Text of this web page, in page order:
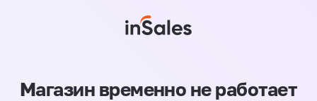
Магазин временно не работает